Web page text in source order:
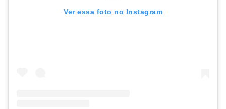
Ver essa foto no Instagram